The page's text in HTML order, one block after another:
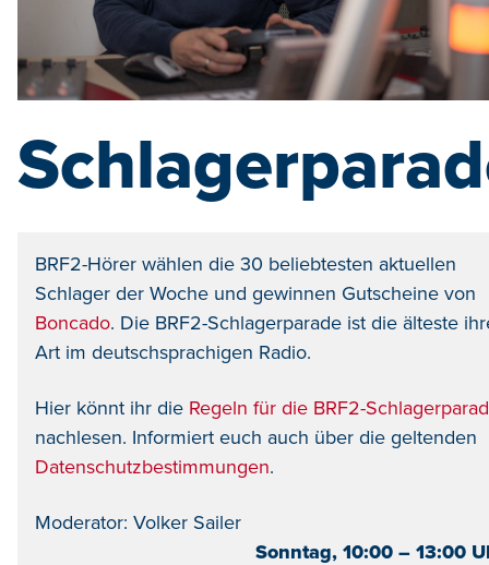
BRF2-Hörer wählen die 30 beliebtesten aktuellen
Schlager der Woche und gewinnen Gutscheine von
Boncado. Die BRF2-Schlagerparade ist die älteste
Art im deutschsprachigen Radio.
Hier könnt ihr die Regeln für die BRF2-
nachlesen. Informiert euch auch über die geltenden
Datenschutzbestimmungen.
Moderator: Volker Sailer
Sonntag, 10:00 – 13:00